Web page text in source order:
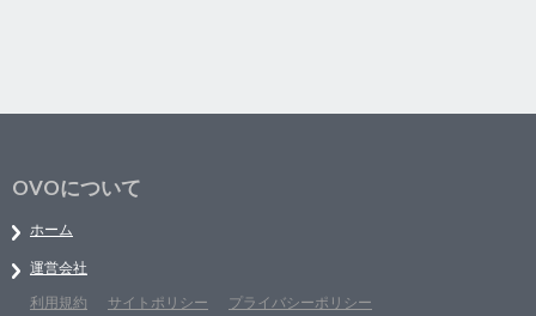
OVOについて
ホーム
運営会社
利用規約
サイトポリシー プライバシーポリシー